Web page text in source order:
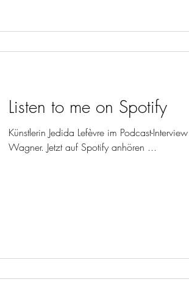
Listen to me on Spotify
Künstlerin Jedida Lefèvre im Podcast-
Wagner. Jetzt auf Spotify anhören ...